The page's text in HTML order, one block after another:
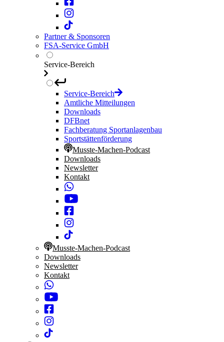
Partner & Sponsoren
FSA-Service GmbH
Service-Bereich
Service-Bereich
Amtliche Mitteilungen
Downloads
DFBnet
Fachberatung Sportanlagenbau
Sportstättenförderung
Musste-Machen-Podcast
Downloads
Newsletter
Kontakt
Musste-Machen-Podcast
Downloads
Newsletter
Kontakt